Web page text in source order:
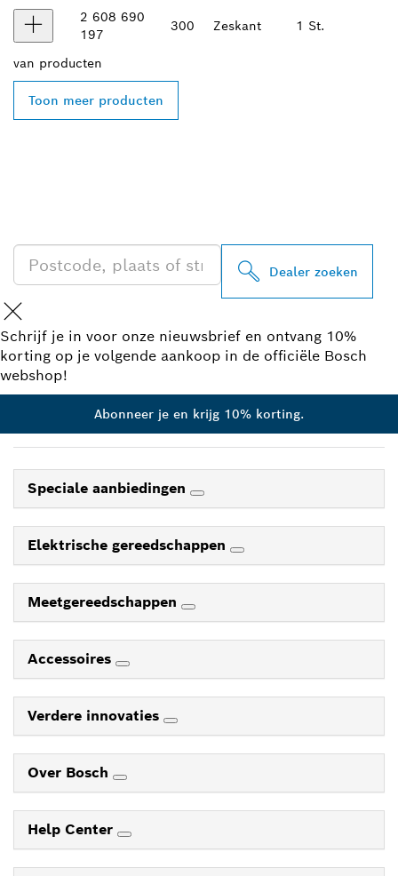
2 608 690
197
300 Zeskant 1 St.
van producten
Toon meer producten
Dealer zoeken
Schrijf je in voor onze nieuwsbrief en ontvang 10%
korting op je volgende aankoop in de officiële Bosch
webshop!
Abonneer je en krijg 10% korting.
Speciale aanbiedingen
Elektrische gereedschappen
Meetgereedschappen
Accessoires
Verdere innovaties
Over Bosch
Help Center